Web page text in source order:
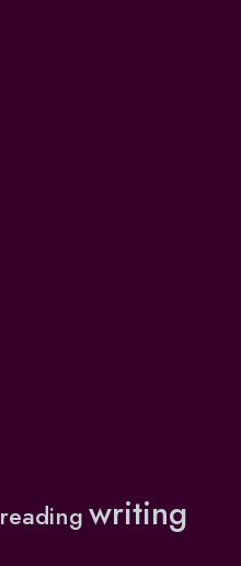
reading writing